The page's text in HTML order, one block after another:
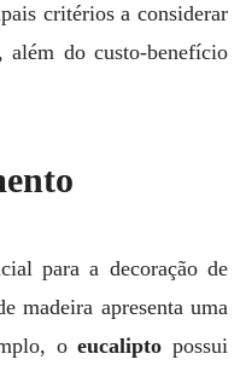
critérios a considerar
além do custo-benefício
para a decoração de
madeira apresenta uma
oeucalipto possui